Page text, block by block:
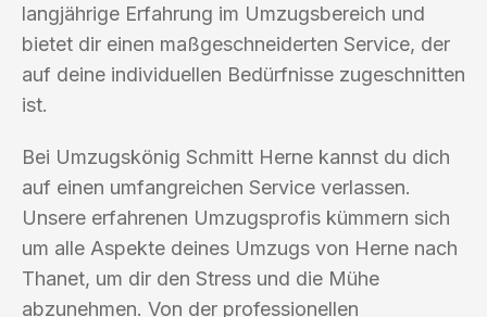
langjährige Erfahrung im Umzugsbereich und
bietet dir einen maßgeschneiderten Service, der
auf deine individuellen Bedürfnisse zugeschnitten
ist.
Bei Umzugskönig Schmitt Herne kannst du dich
auf einen umfangreichen Service verlassen.
Unsere erfahrenen Umzugsprofis kümmern sich
um alle Aspekte deines Umzugs von Herne nach
Thanet, um dir den Stress und die Mühe
abzunehmen. Von der professionellen